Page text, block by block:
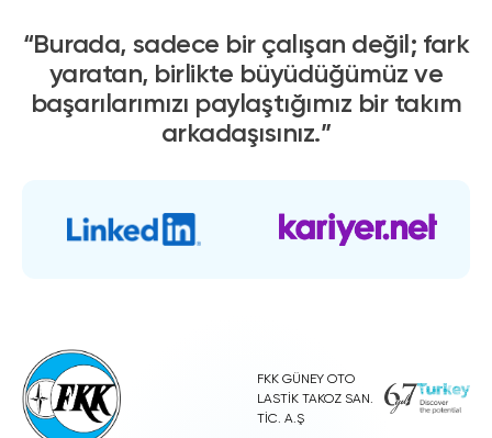
“Burada, sadece bir çalışan değil; fark
yaratan, birlikte büyüdüğümüz ve
başarılarımızı paylaştığımız bir takım
arkadaşısınız.”
FKK GÜNEY OTO
LASTİK TAKOZ SAN.
TİC. A.Ş